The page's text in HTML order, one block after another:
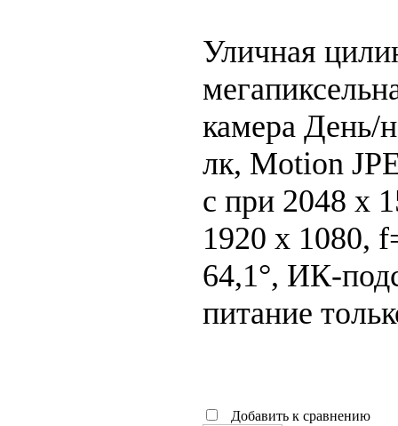
Уличная
камера День/
лк, Motion
с при 2048 x
1920 x 1080,
64,1°, ИК-
питание
Добавить к сравнению